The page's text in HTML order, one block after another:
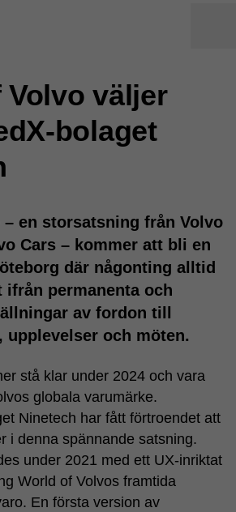
väljer
bolaget
en storsatsning från Volvo
Cars – kommer att bli en
där någonting alltid
ifrån permanenta och
av fordon till
upplevelser och möten.
stå klar under 2024 och vara
globala varumärke.
Ninetech har fått förtroendet att
i denna spännande satsning.
under 2021 med ett UX-inriktat
World of Volvos framtida
En första version av